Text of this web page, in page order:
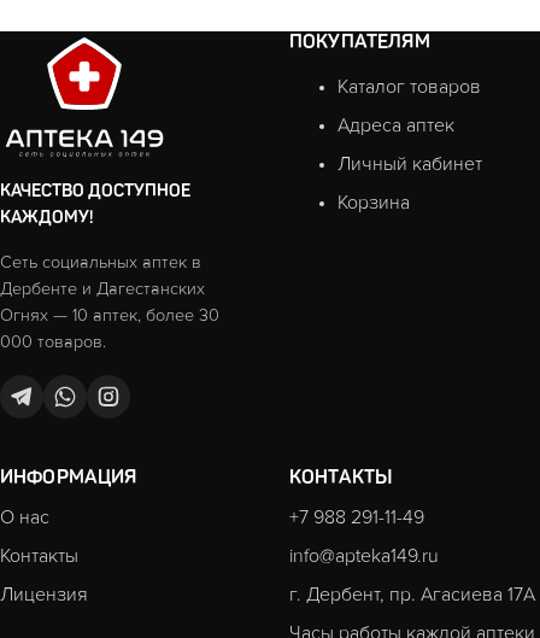
КАЧЕСТВО ДОСТУПНОЕ
КАЖДОМУ!
Сеть социальных аптек в
Дербенте и Дагестанских
Огнях — 10 аптек, более 30
000 товаров.
ПОКУПАТЕЛЯМ
Каталог товаров
Адреса аптек
Личный кабинет
Корзина
ИНФОРМАЦИЯ
О нас
Контакты
Лицензия
КОНТАКТЫ
+7 988 291-11-49
info@apteka149.ru
г. Дербент, пр. Агасиева 17А
Часы работы каждой аптеки